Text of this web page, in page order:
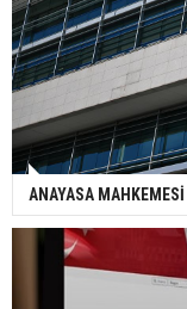
ANAYASA